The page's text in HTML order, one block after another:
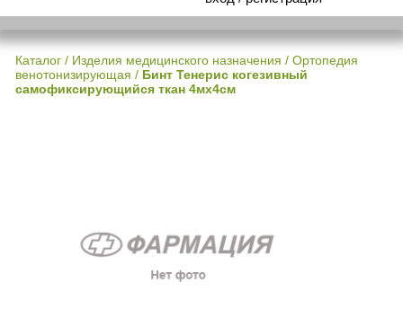
Каталог / Изделия медицинского назначения / Ортопедия
венотонизирующая / Бинт Тенерис когезивный
самофиксирующийся ткан 4мх4см